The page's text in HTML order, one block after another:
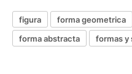
figura forma geometrica
forma abstracta
formas y